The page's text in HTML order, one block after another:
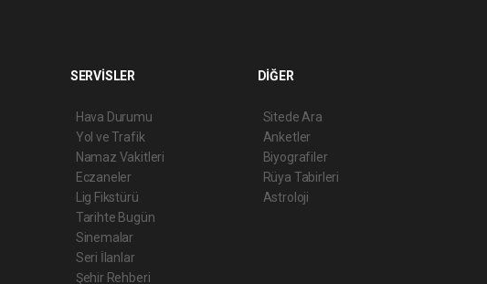
SERVİSLER
Hava Durumu
Yol ve Trafik
Namaz Vakitleri
Eczaneler
Lig Fikstürü
Tarihte Bugün
Sinemalar
Seri İlanlar
Şehir Rehberi
DİĞER
Sitede Ara
Anketler
Biyografiler
Rüya Tabirleri
Astroloji